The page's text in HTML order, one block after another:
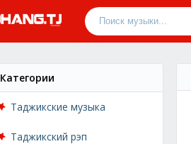
Категории
Таджикские музыка
Таджикский рэп